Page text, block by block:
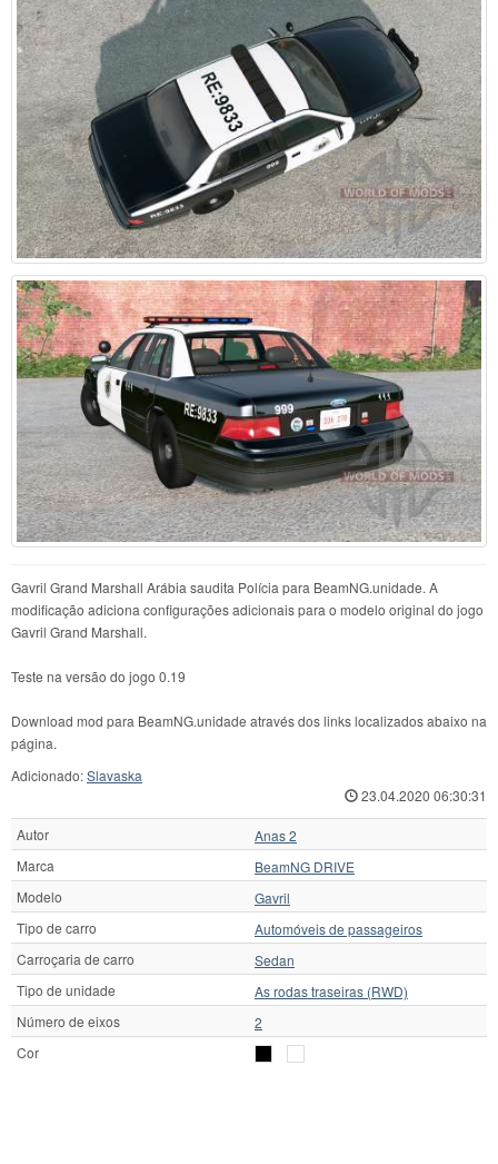
Gavril Grand Marshall Arábia saudita Polícia para BeamNG.unidade. A
modificação adiciona configurações adicionais para o modelo original do jogo
Gavril Grand Marshall.
Teste na versão do jogo 0.19
Download mod para BeamNG.unidade através dos links localizados abaixo na
página.
Adicionado:Slavaska
23.04.2020 06:30:31
Autor
Anas 2
Marca
BeamNG DRIVE
Modelo
Gavril
Tipo de carro
Automóveis de passageiros
Carroçaria de carro
Sedan
Tipo de unidade
As rodas traseiras (RWD)
Número de eixos
2
Cor